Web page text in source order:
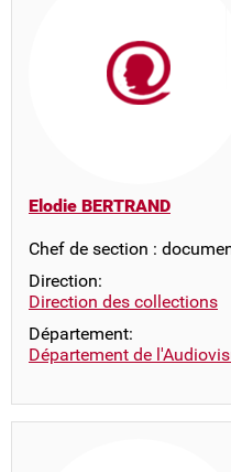
Elodie BERTRAND
Chef de section :
Direction:
Direction des collections
Département:
Département de